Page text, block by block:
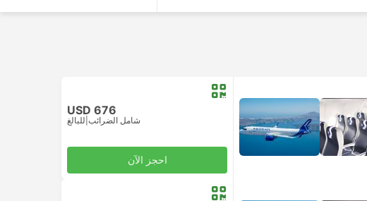
|الاقتصاد
USD 676
شامل الضرائب للبالغ
احجز الآن